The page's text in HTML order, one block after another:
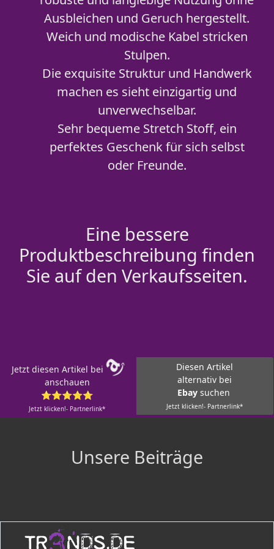
Ausbleichen und Geruch hergestellt.
Weich und modische Kabel stricken
Stulpen.
Die exquisite Struktur und Handwerk
machen es sieht einzigartig und
unverwechselbar.
Sehr bequeme Stretch Stoff, ein
perfektes Geschenk für sich selbst
oder Freunde.
Eine bessere
Produktbeschreibung finden
Sie auf den Verkaufsseiten.
Jetzt diesen Artikel bei
anschauen
⭐⭐⭐⭐⭐
Jetzt klicken!- Partnerlink*
Diesen Artikel
alternativ bei
Ebay suchen
Jetzt klicken!- Partnerlink*
Unsere Beiträge